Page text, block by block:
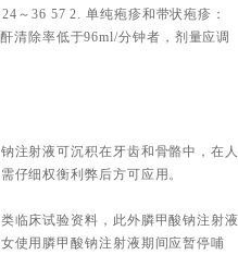
～36 57 2. 单纯疱疹和带状疱疹：
清除率低于96ml/分钟者，剂量应调
注射液可沉积在牙齿和骨骼中，在人
仔细权衡利弊后方可应用。
临床试验资料，此外膦甲酸钠注射液
使用膦甲酸钠注射液期间应暂停哺